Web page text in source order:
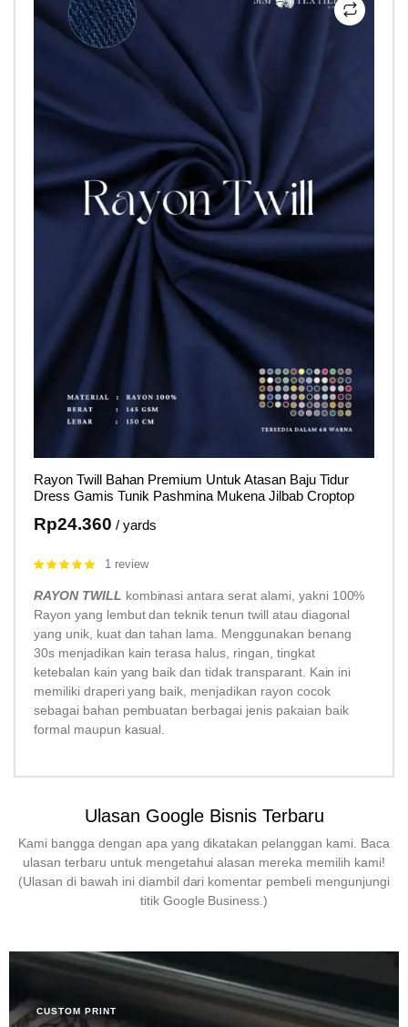
Rayon Twill Bahan Premium Untuk Atasan Baju Tidur
Dress Gamis Tunik Pashmina Mukena Jilbab Croptop
Rp24.360 / yards
Rated
1 review
RAYON TWILL kombinasi antara serat alami, yakni 100%
Rayon yang lembut dan teknik tenun twill atau diagonal
yang unik, kuat dan tahan lama. Menggunakan benang
30s menjadikan kain terasa halus, ringan, tingkat
ketebalan kain yang baik dan tidak transparant. Kain ini
memiliki draperi yang baik, menjadikan rayon cocok
sebagai bahan pembuatan berbagai jenis pakaian baik
formal maupun kasual.
Ulasan Google Bisnis Terbaru
Kami bangga dengan apa yang dikatakan pelanggan kami. Baca
ulasan terbaru untuk mengetahui alasan mereka memilih kami!
(Ulasan di bawah ini diambil dari komentar pembeli mengunjungi
titik Google Business.)
CUSTOM PRINT